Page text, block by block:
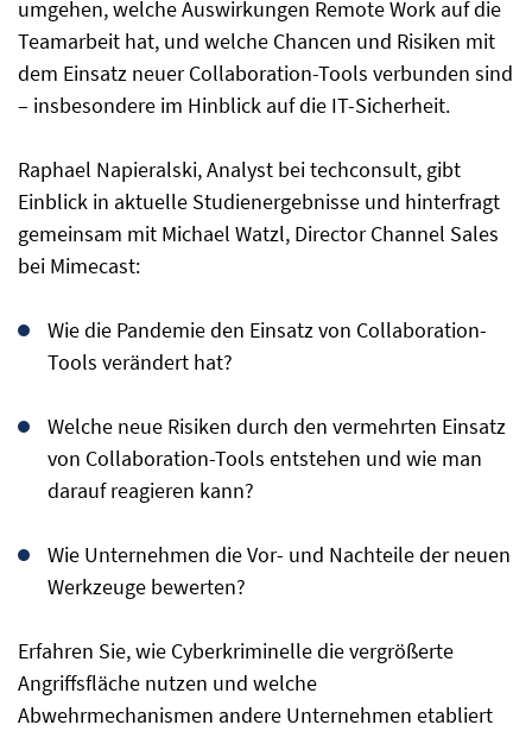
umgehen, welche Auswirkungen Remote Work auf die
Teamarbeit hat, und welche Chancen und Risiken mit
dem Einsatz neuer Collaboration-Tools verbunden sind
– insbesondere im Hinblick auf die IT-Sicherheit.
Raphael Napieralski, Analyst bei techconsult, gibt
Einblick in aktuelle Studienergebnisse und hinterfragt
gemeinsam mit Michael Watzl, Director Channel Sales
bei Mimecast:
Wie die Pandemie den Einsatz von Collaboration-
Tools verändert hat?
Welche neue Risiken durch den vermehrten Einsatz
von Collaboration-Tools entstehen und wie man
darauf reagieren kann?
Wie Unternehmen die Vor- und Nachteile der neuen
Werkzeuge bewerten?
Erfahren Sie, wie Cyberkriminelle die vergrößerte
Angriffsfläche nutzen und welche
Abwehrmechanismen andere Unternehmen etabliert